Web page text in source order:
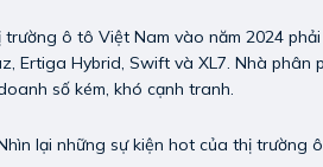
trường ô tô Việt Nam vào năm 2024
Ertiga Hybrid, Swift và XL7. Nhà
số kém, khó cạnh tranh.